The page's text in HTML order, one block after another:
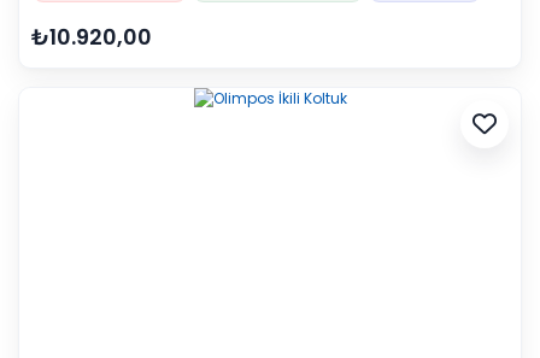
₺10.920,00